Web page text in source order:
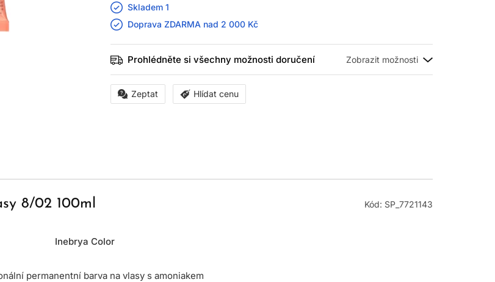
Skladem 1
Doprava ZDARMA nad 2 000 Kč
Prohlédněte si všechny možnosti doručení
Zeptat Hlídat cenu
8/02 100ml Kód: SP_7721143
Inebrya Color
permanentní barva na vlasy s amoniakem